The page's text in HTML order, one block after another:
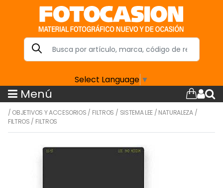
Select Language ▼
Menú
/ OBJETIVOS Y ACCESORIOS / FILTROS / SISTEMA LEE / NATURALEZA/
FILTROS / FILTROS